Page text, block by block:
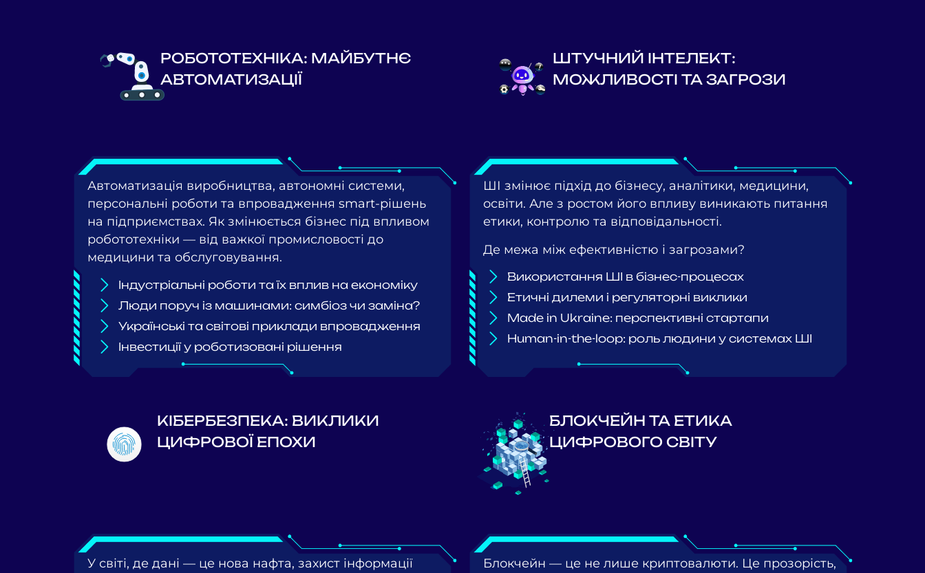
РОБОТОТЕХНІКА: МАЙБУТНЄ
АВТОМАТИЗАЦІЇ
ШТУЧНИЙ ІНТЕЛЕКТ:
МОЖЛИВОСТІ ТА ЗАГРОЗИ
Автоматизація виробництва, автономні системи,
персональні роботи та впровадження smart-рішень
на підприємствах. Як змінюється бізнес під впливом
робототехніки — від важкої промисловості до
медицини та обслуговування.
Індустріальні роботи та їх вплив на економіку
Люди поруч із машинами: симбіоз чи заміна?
Українські та світові приклади впровадження
Інвестиції у роботизовані рішення
ШІ змінює підхід до бізнесу, аналітики, медицини,
освіти. Але з ростом його впливу виникають питання
етики, контролю та відповідальності.
Де межа між ефективністю і загрозами?
Використання ШІ в бізнес-процесах
Етичні дилеми і регуляторні виклики
Made in Ukraine: перспективні стартапи
Human-in-the-loop: роль людини у системах ШІ
КІБЕРБЕЗПЕКА: ВИКЛИКИ
ЦИФРОВОЇ ЕПОХИ
БЛОКЧЕЙН ТА ЕТИКА
ЦИФРОВОГО СВІТУ
У світі, де дані — це нова нафта, захист інформації
Блокчейн — це не лише криптовалюти. Це прозорість,